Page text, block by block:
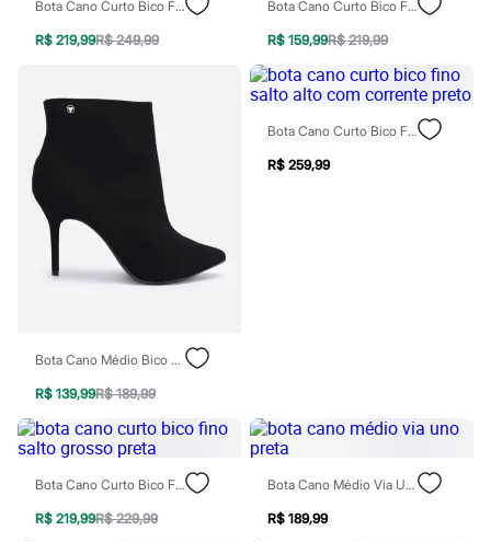
Meias
Moda praia
Biquínis
Maiôs
Saídas de praia
Personagens
Plus size
Blusas e Camisetas
Calças
Casacos e Jaquetas
Jeans
Masculino
Dia dos Pais
Inverno
Novidades
Roupas
Bermudas
Camisas
Calças
Bota Cano Curto Bico Fino Com Fivela Beira Rio Marrom
R$ 219,99R$ 249,99
Bota Cano Curto Bico Fino Salto Grosso Via Uno Marrom
R$ 159,99R$ 219,99
Bota Cano Médio Bico Fino Salto Fino Oneself Preta
R$ 139,99R$ 189,99
Bota Cano Curto Bico Fino Salto Alto Com Corrente Preto
R$ 259,99
Bota Cano Curto Bico Fino Salto Grosso Preta
R$ 219,99R$ 229,99
Bota Cano Médio Via Uno Preta
R$ 189,99